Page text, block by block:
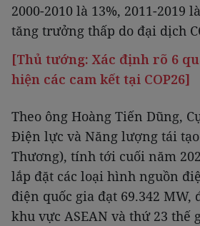
2000-2010 là 13%, 2011-2019
tăng trưởng thấp do đại dịch
[Thủ tướng: Xác định rõ 6
hiện các cam kết tại COP26]
Theo ông Hoàng Tiến Dũng,
Điện lực và Năng lượng tái tạo
Thương), tính tới cuối năm
lắp đặt các loại hình nguồn
điện quốc gia đạt 69.342 MW,
khu vực ASEAN và thứ 23 thế